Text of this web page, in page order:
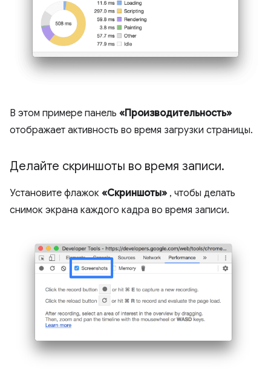
В этом примере панель «Производительность»
отображает активность во время загрузки страницы.
Делайте скриншоты во время записи.
Установите флажок «Скриншоты» , чтобы делать
снимок экрана каждого кадра во время записи.